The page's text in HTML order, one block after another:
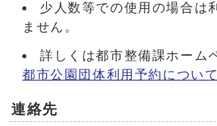
少人数等での使用の場合は
ません。
詳しくは都市整備課ホーム
都市公園団体利用予約について
連絡先